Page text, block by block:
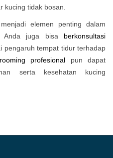
kucing tidak bosan.
elemen penting dalam
Anda juga bisa berkonsultasi
pengaruh tempat tidur terhadap
profesional pun dapat
serta kesehatan kucing